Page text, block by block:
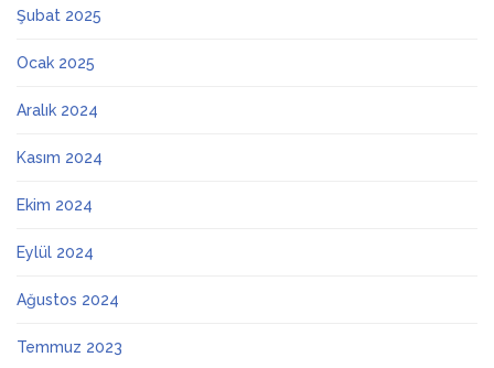
Şubat 2025
Ocak 2025
Aralık 2024
Kasım 2024
Ekim 2024
Eylül 2024
Ağustos 2024
Temmuz 2023